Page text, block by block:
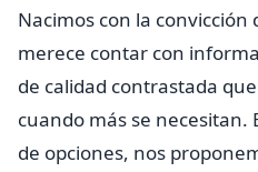
Nacimos con la convicción
merece contar con
de calidad contrastada
cuando más se
de opciones, nos